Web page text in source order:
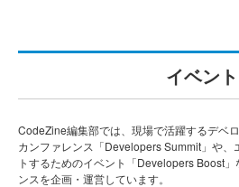
イベント
CodeZine編集部では、現場で活躍するデベ
カンファレンス「Developers Summit」や、
トするためのイベント「Developers Boost
ンスを企画・運営しています。